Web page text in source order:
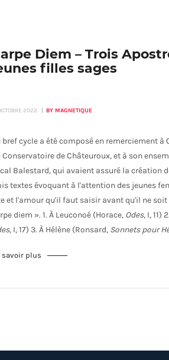
Diem – Trois
filles sages
2022 BY MAGNETIQUE
bref cycle a été composé en remerciement
Conservatoire de Châteuroux, et à son
Balestard, qui avaient assuré la création
textes évoquant à l'attention des jeunes
et l'amour qu'il faut saisir avant qu'il ne
diem ». 1. À Leuconoé (Horace, Odes, I, 11)
, I, 17) 3. À Hélène (Ronsard, Sonnets pour
savoir plus